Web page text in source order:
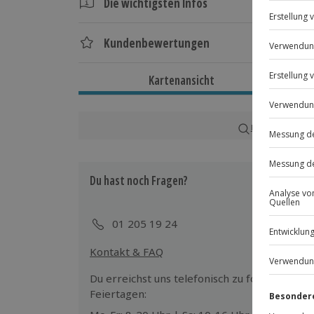
Gesamtdauer: ca. 4,5 Stunden
Von April bis Mitte Oktober zu
Mindestalter: 2 Jahre (unter 18
Erwachsenen)
Unterschriebener Haftungsausschluss
Bei starkem Wind, Regen und zu
Erlebnis verschoben (die
Kundenbewertungen
Kartenansicht
Karte in
Du hast noch Fragen?
01 205 19 24
Kontakt & FAQ
Du erreichst uns telefonisch zu folgenden
Feiertagen: